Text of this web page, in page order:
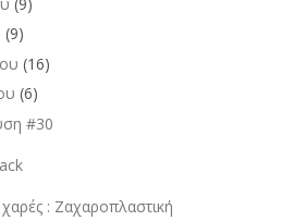
(9)
(16)
(6)
#30
: Ζαχαροπλαστική